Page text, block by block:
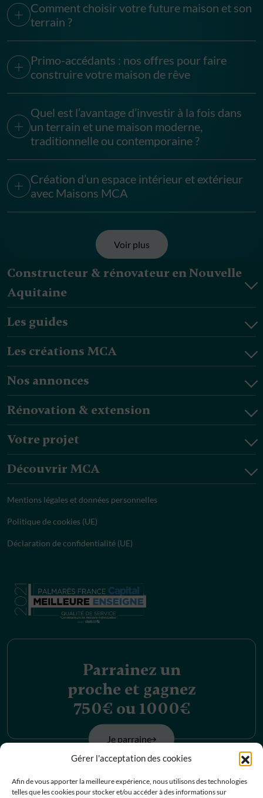
Gérer l'acceptation des cookies
Afin de vous apporter la meilleure expérience, nous utilisons des technologies
telles que les cookies pour stocker et/ou accéder à des informations sur
Comment choisir votre future maison et son
terrain ?
Primo-accédants : nos offres pour faire
construire votre maison de rêve
Quel est l’avantage d’investir à la fois dans
un terrain et une maison moderne,
traditionnelle ou contemporaine ?
Création d’un espace intérieur et extérieur
avec Maisons MCA
Voir plus
Constructeur & rénovateur en Nouvelle
Aquitaine
Les guides
Les créations MCA
Nos annonces
Rénovation & extension
Votre projet
Découvrir MCA
Mentions légales et données personnelles
Politique de cookies (UE)
Déclaration de confidentialité (UE)
Parrainez un
proche et gagnez
750€ ou 1000€
Je parraine
Découvrez nos